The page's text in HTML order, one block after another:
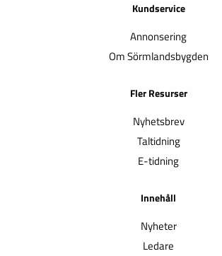
Kundservice
Annonsering
Om Sörmlandsbygden
Fler Resurser
Nyhetsbrev
Taltidning
E-tidning
Innehåll
Nyheter
Ledare